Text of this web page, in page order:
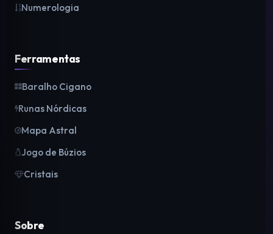
Numerologia
Ferramentas
Baralho Cigano
Runas Nórdicas
Mapa Astral
Jogo de Búzios
Cristais
Sobre